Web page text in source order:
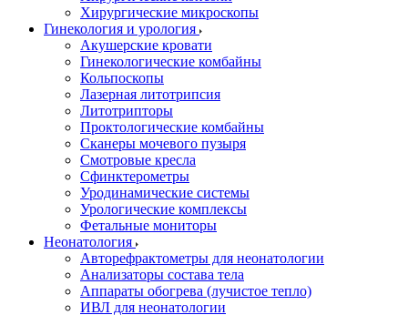
Хирургические микроскопы
Гинекология и урология
Акушерские кровати
Гинекологические комбайны
Кольпоскопы
Лазерная литотрипсия
Литотрипторы
Проктологические комбайны
Сканеры мочевого пузыря
Смотровые кресла
Сфинктерометры
Уродинамические системы
Урологические комплексы
Фетальные мониторы
Неонатология
Авторефрактометры для неонатологии
Анализаторы состава тела
Аппараты обогрева (лучистое тепло)
ИВЛ для неонатологии